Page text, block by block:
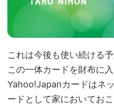
これは今後も使い続ける
この一体カードを財布に
Yahoo!Japanカードはネ
ードとして家においてお